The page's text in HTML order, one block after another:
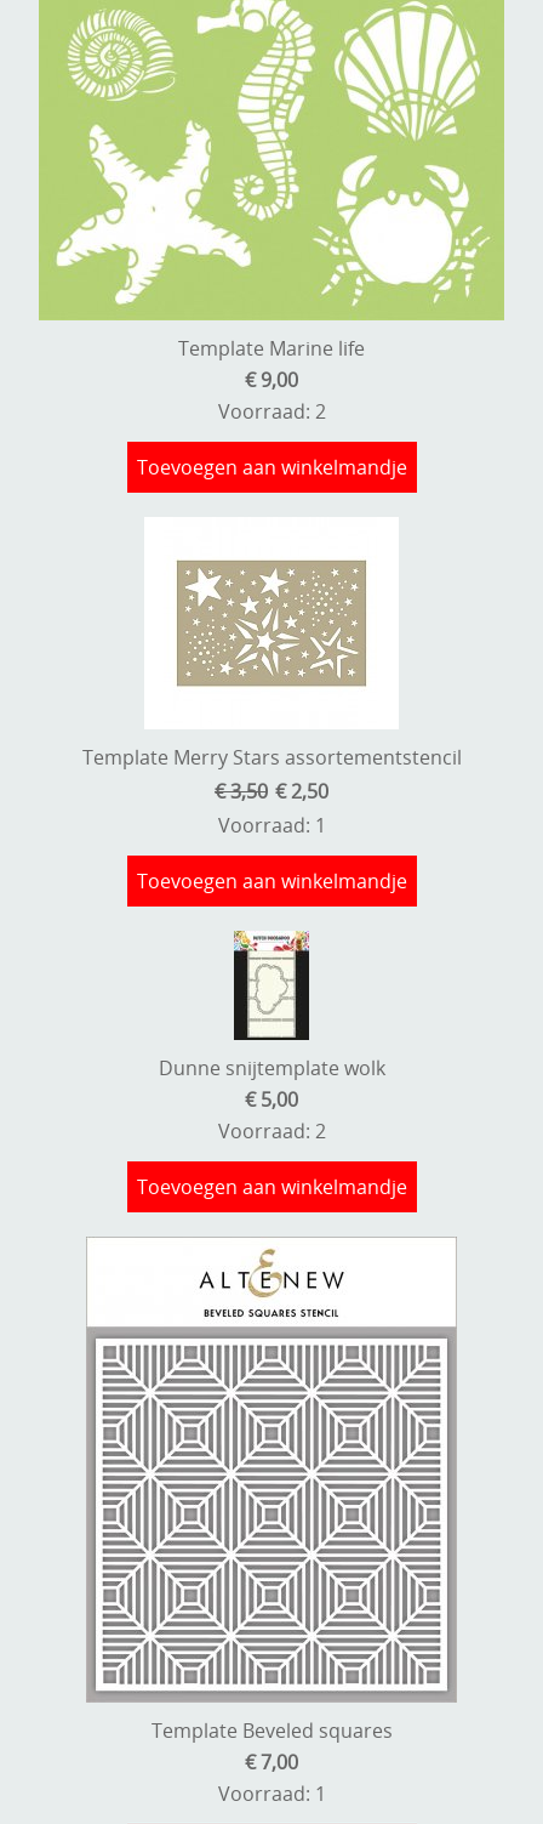
Template Marine life
€ 9,00
Voorraad: 2
Toevoegen aan winkelmandje
Template Merry Stars assortementstencil
€ 3,50 € 2,50
Voorraad: 1
Toevoegen aan winkelmandje
Dunne snijtemplate wolk
€ 5,00
Voorraad: 2
Toevoegen aan winkelmandje
Template Beveled squares
€ 7,00
Voorraad: 1